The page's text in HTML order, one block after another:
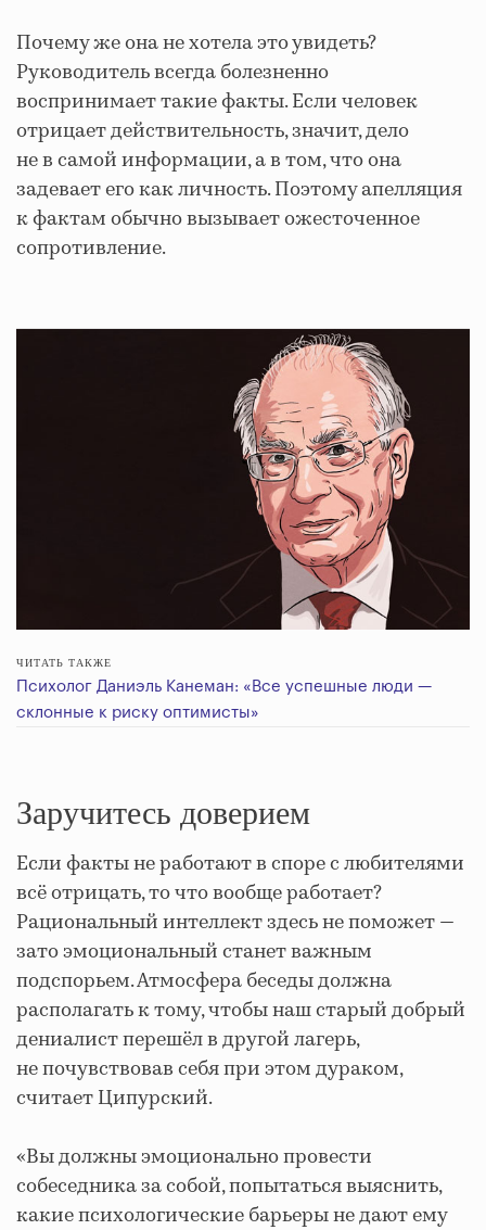
Почему же она не хотела это увидеть?
Руководитель всегда болезненно
воспринимает такие факты. Если человек
отрицает действительность, значит, дело
не в самой информации, а в том, что она
задевает его как личность. Поэтому апелляция
к фактам обычно вызывает ожесточенное
сопротивление.
ЧИТАТЬ ТАКЖЕ
Психолог Даниэль Канеман: «Все успешные люди —
склонные к риску оптимисты»
Заручитесь доверием
Если факты не работают в споре с любителями
всё отрицать, то что вообще работает?
Рациональный интеллект здесь не поможет —
зато эмоциональный станет важным
подспорьем. Атмосфера беседы должна
располагать к тому, чтобы наш старый добрый
дениалист перешёл в другой лагерь,
не почувствовав себя при этом дураком,
считает Ципурский.
«Вы должны эмоционально провести
собеседника за собой, попытаться выяснить,
какие психологические барьеры не дают ему